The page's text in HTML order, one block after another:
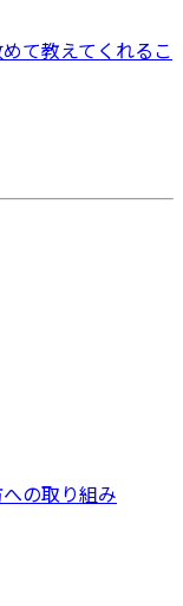
て教えてくれるこ
の取り組み